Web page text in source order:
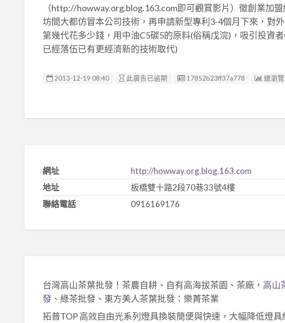
（http://howway.org.blog.163.com即可觀賞影片）徵創業加
坊間大都仿冒本公司技術，再申請新型專利3-4個月下來，對
第幾代花多少錢，用中油C5碳5的原料(俗稱戊浣)，吸引投資
已經落伍已有更經濟新的技術取代)
2013-12-19 08:40 此廣告已逾期 廣告编號
17852b23ff37a778 總瀏
網址
http://howway.org.blog.163.com
地址
板橋雙十路2段70巷33號4樓
聯絡電話
0916169176
台灣高山茶葉批發！茶農自耕、自有高海拔茶園、茶廠， 高山
發、綠茶批發、東方美人茶葉批發：樂菁茶業
拓普TOP 高效自由光系列燈具換裝簡便與快速，大幅降低燈